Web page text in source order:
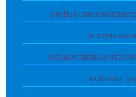
ПРИЁМ В
ИСТОРИЯ
ГОСУДАРСТВЕННАЯ
ПАМЯТНЫЕ